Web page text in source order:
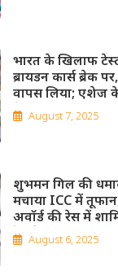
भारत के खिलाफ
ब्रायडन कार्स ब्रेक
वापस लिया; एशेज
तैयार!August 7, 2025
शुभमन गिल की
मचाया ICC में
अवॉर्ड की रेस में
रेस में स्टोक्स और
August 6, 2025